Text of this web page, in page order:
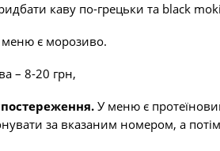
каву по-грецьки та black
є морозиво.
– 8-20 грн,
У меню є
за вказаним номером, а